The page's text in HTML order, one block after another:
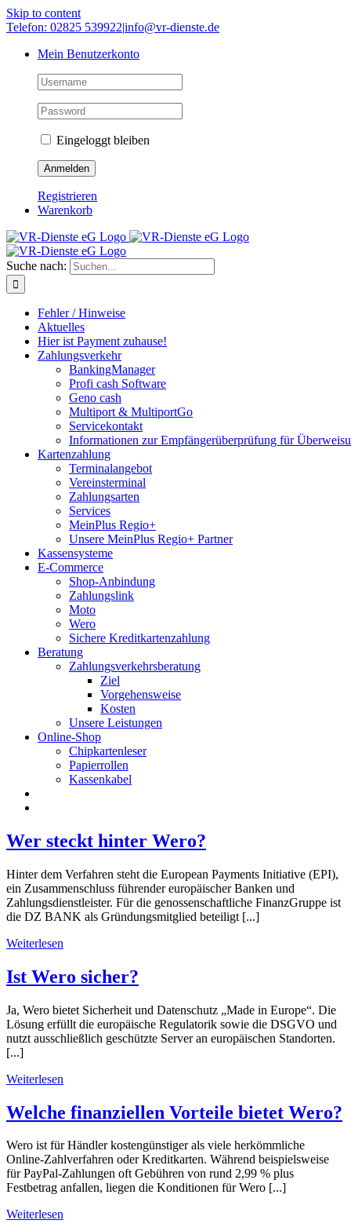
Skip to content
Telefon: 02825 539922|info@vr-dienste.de
Mein Benutzerkonto
Eingeloggt bleiben
Registrieren
Warenkorb
Suche nach:
Fehler / Hinweise
Aktuelles
Hier ist Payment zuhause!
Zahlungsverkehr
BankingManager
Profi cash Software
Geno cash
Multiport & MultiportGo
Servicekontakt
Informationen zur Empfängerüberprüfung für
Kartenzahlung
Terminalangebot
Vereinsterminal
Zahlungsarten
Services
MeinPlus Regio+
Unsere MeinPlus Regio+ Partner
Kassensysteme
E-Commerce
Shop-Anbindung
Zahlungslink
Moto
Wero
Sichere Kreditkartenzahlung
Beratung
Zahlungsverkehrsberatung
Ziel
Vorgehensweise
Kosten
Unsere Leistungen
Online-Shop
Chipkartenleser
Papierrollen
Kassenkabel
Wer steckt hinter Wero?
Hinter dem Verfahren steht die European Payments Initiative (EPI),
ein Zusammenschluss führender europäischer Banken und
Zahlungsdienstleister. Für die genossenschaftliche FinanzGruppe ist
die DZ BANK als Gründungsmitglied beteiligt [...]
Weiterlesen
Ist Wero sicher?
Ja, Wero bietet Sicherheit und Datenschutz „Made in Europe“. Die
Lösung erfüllt die europäische Regulatorik sowie die DSGVO und
nutzt ausschließlich geschützte Server an europäischen Standorten.
[...]
Weiterlesen
Welche finanziellen Vorteile bietet Wero?
Wero ist für Händler kostengünstiger als viele herkömmliche
Online-Zahlverfahren oder Kreditkarten. Während beispielsweise
für PayPal-Zahlungen oft Gebühren von rund 2,99 % plus
Festbetrag anfallen, liegen die Konditionen für Wero [...]
Weiterlesen